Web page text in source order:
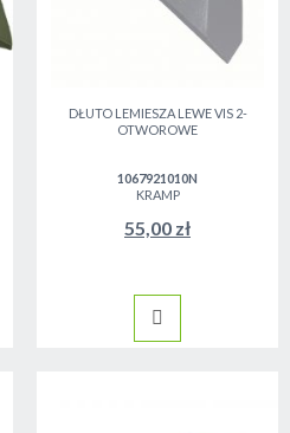
DŁUTO LEMIESZA LEWE VIS 2-
OTWOROWE
1067921010N
KRAMP
55,00 zł